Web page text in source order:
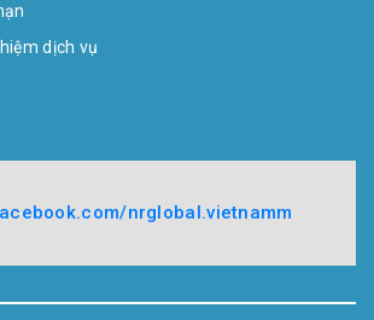
dịch vụ
nrglobal.vietnamm